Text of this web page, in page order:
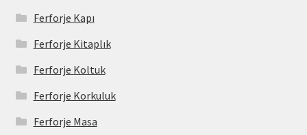
Ferforje Kapı
Ferforje Kitaplık
Ferforje Koltuk
Ferforje Korkuluk
Ferforje Masa